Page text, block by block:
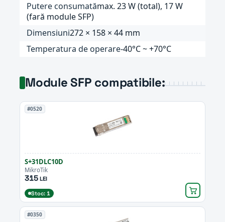
Putere consumatămax. 23 W (total), 17 W
(fară module SFP)
Dimensiuni272 × 158 × 44 mm
Temperatura de operare-40°C ~ +70°C
Module SFP compatibile:
#0520
S+31DLC10D
MikroTik
315LEI
Stoc: 1
#0350